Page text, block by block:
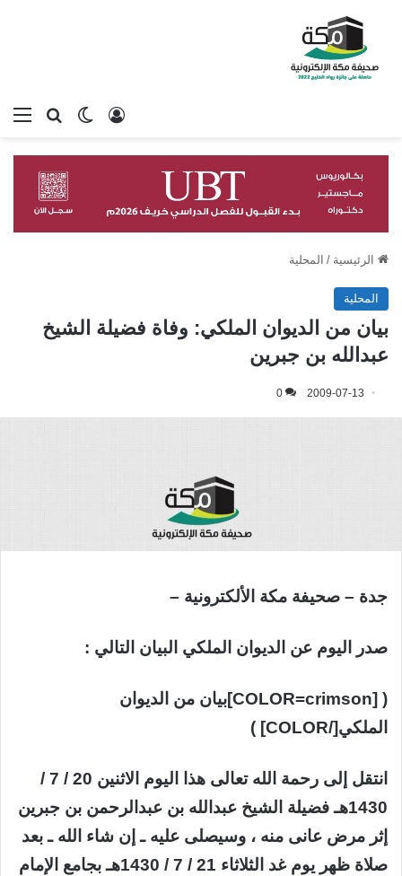
بحثالوضع
تسجيل الدخول
الرئيسية / المحلية
المحلية
بيان من الديوان الملكي: وفاة فضيلة الشيخ
عبدالله بن جبرين
2009-07-13
0
جدة – صحيفة مكة الألكترونية –
صدر اليوم عن الديوان الملكي البيان التالي :
( [COLOR=crimson]بيان من الديوان
الملكي[/COLOR] )
انتقل إلى رحمة الله تعالى هذا اليوم الاثنين 20 / 7 /
1430هـ فضيلة الشيخ عبدالله بن عبدالرحمن بن جبرين
إثر مرض عانى منه ، وسيصلى عليه ـ إن شاء الله ـ بعد
صلاة ظهر يوم غد الثلاثاء 21 / 7 / 1430هـ بجامع الإمام